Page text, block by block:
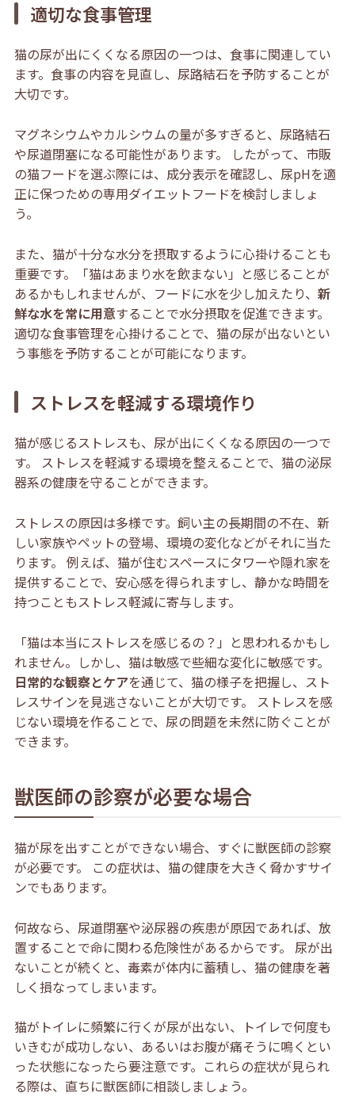
適切な食事管理
猫の尿が出にくくなる原因の一つは、食事に関連してい
ます。食事の内容を見直し、尿路結石を予防することが
大切です。
マグネシウムやカルシウムの量が多すぎると、尿路結石
や尿道閉塞になる可能性があります。 したがって、市販
の猫フードを選ぶ際には、成分表示を確認し、尿pHを適
正に保つための専用ダイエットフードを検討しましょ
う。
また、猫が十分な水分を摂取するように心掛けることも
重要です。「猫はあまり水を飲まない」と感じることが
あるかもしれませんが、フードに水を少し加えたり、 新
鮮な水を常に用意することで水分摂取を促進できます。
適切な食事管理を心掛けることで、猫の尿が出ないとい
う事態を予防することが可能になります。
ストレスを軽減する環境作り
猫が感じるストレスも、尿が出にくくなる原因の一つで
す。 ストレスを軽減する環境を整えることで、猫の泌尿
器系の健康を守ることができます。
ストレスの原因は多様です。飼い主の長期間の不在、新
しい家族やペットの登場、環境の変化などがそれに当た
ります。 例えば、猫が住むスペースにタワーや隠れ家を
提供することで、安心感を得られますし、静かな時間を
持つこともストレス軽減に寄与します。
「猫は本当にストレスを感じるの？」と思われるかもし
れません。しかし、猫は敏感で些細な変化に敏感です。
日常的な観察とケアを通じて、猫の様子を把握し、スト
レスサインを見逃さないことが大切です。 ストレスを感
じない環境を作ることで、尿の問題を未然に防ぐことが
できます。
獣医師の診察が必要な場合
猫が尿を出すことができない場合、すぐに獣医師の診察
が必要です。 この症状は、猫の健康を大きく脅かすサイ
ンでもあります。
何故なら、尿道閉塞や泌尿器の疾患が原因であれば、放
置することで命に関わる危険性があるからです。 尿が出
ないことが続くと、毒素が体内に蓄積し、猫の健康を著
しく損なってしまいます。
猫がトイレに頻繁に行くが尿が出ない、トイレで何度も
いきむが成功しない、あるいはお腹が痛そうに鳴くとい
った状態になったら要注意です。これらの症状が見られ
る際は、直ちに獣医師に相談しましょう。